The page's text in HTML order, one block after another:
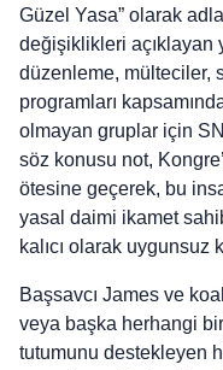
Güzel Yasa” olarak
değişiklikleri açıklayan
düzenleme, mülteciler,
programları
olmayan gruplar için
söz konusu not,
ötesine geçerek, bu
yasal daimi ikamet
kalıcı olarak uygunsuz
Başsavcı James ve
veya başka herhangi
tutumunu destekleyen